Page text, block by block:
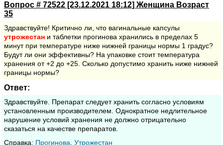
Вопрос # 72522 [23.12.2021 18:12] Женщина Возраст
35
Здравствуйте! Критично ли, что вагинальные капсулы
утрожестан и таблетки прогинова хранились в пределах 5
минут при температуре ниже нижней границы нормы 1 градус?
Будут ли они эффективны? На упаковке стоит температура
хранения от +2 до +25. Сколько допустимо хранить ниже нижней
границы нормы?
Ответ:
Здравствуйте. Препарат следует хранить согласно условиям
установленным производителем. Однократное недлительное
нарушение условий хранения не должно отрицательно
сказаться на качестве препаратов.
Cправка: Прогинова Утрожестан